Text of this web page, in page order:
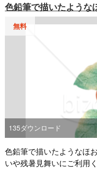
トにどうぞ。
色鉛筆で描いたような
無料
135ダウンロード
色鉛筆で描いたようなほ
いや残暑見舞いにご利用く